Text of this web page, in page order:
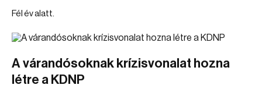
Fél év alatt.
A várandósoknak krízisvonalat hozna
létre a KDNP